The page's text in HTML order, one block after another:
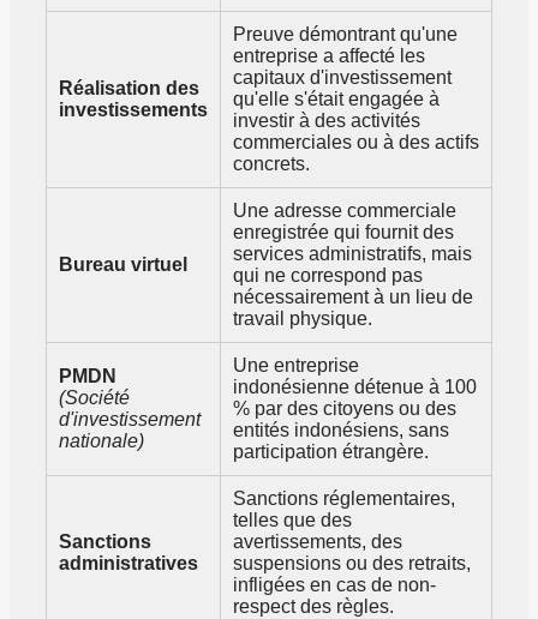
Réalisation des
investissements
Preuve démontrant qu'une
entreprise a affecté les
capitaux d'investissement
qu'elle s'était engagée à
investir à des activités
commerciales ou à des actifs
concrets.
Bureau virtuel
Une adresse commerciale
enregistrée qui fournit des
services administratifs, mais
qui ne correspond pas
nécessairement à un lieu de
travail physique.
PMDN
(Société
d'investissement
nationale)
Une entreprise
indonésienne détenue à 100
% par des citoyens ou des
entités indonésiens, sans
participation étrangère.
Sanctions
administratives
Sanctions réglementaires,
telles que des
avertissements, des
suspensions ou des retraits,
infligées en cas de non-
respect des règles.